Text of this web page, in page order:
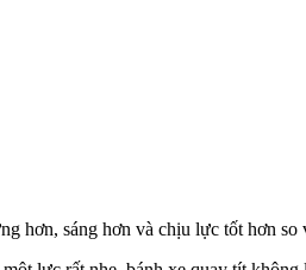
hơn, sáng hơn và chịu lực tốt hơn